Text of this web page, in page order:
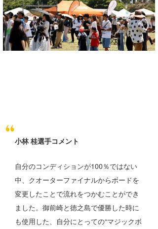
小林 桂選手コメント
自分のコンディションが100％ではない
中、クオーターファイナルからボードを
変更したことで流れをつかむことができ
ました。御前崎と徳之島で優勝した時に
も使用した、自分にとっての“マジックボ